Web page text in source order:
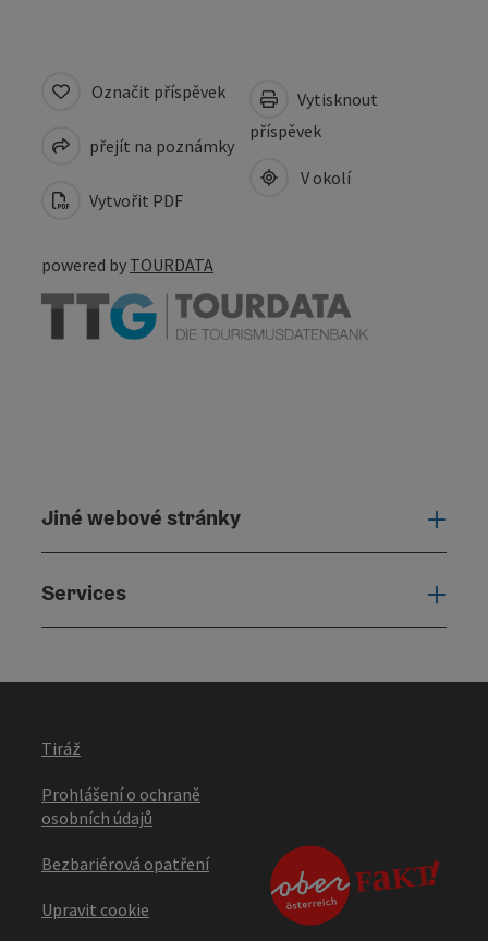
Označit příspěvek
přejít na poznámky
Vytvořit PDF
Vytisknout
příspěvek
V okolí
powered by TOURDATA
Jiné webové stránky
Services
Tiráž
Prohlášení o ochraně
osobních údajů
Bezbariérová opatření
Upravit cookie